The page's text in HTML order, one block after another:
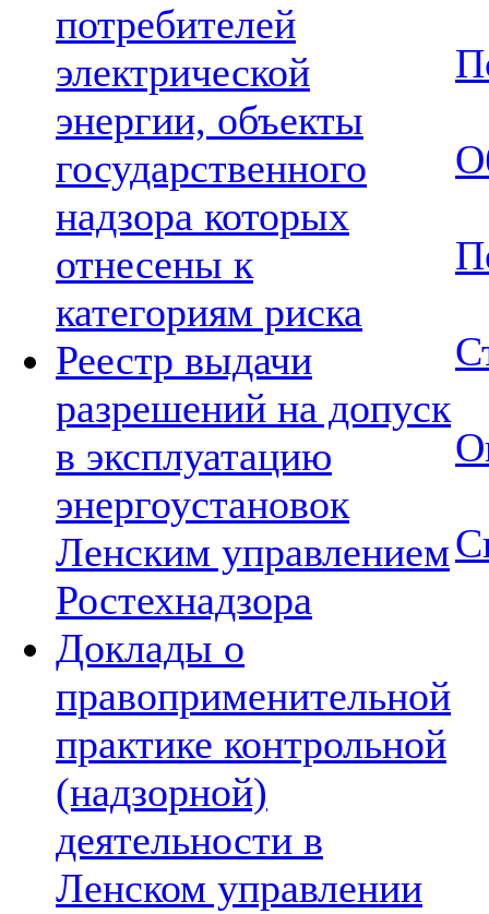
потребителей
электрической
энергии, объекты
государственного
надзора которых
отнесены к
категориям риска
Реестр выдачи
разрешений на допуск
в эксплуатацию
энергоустановок
Ленским управлением
Ростехнадзора
Доклады о
правоприменительной
практике контрольной
(надзорной)
деятельности в
Ленском управлении